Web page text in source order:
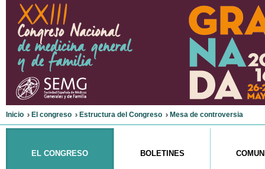
Inicio El congreso Estructura del Congreso Mesa de controversia
EL CONGRESO BOLETINES